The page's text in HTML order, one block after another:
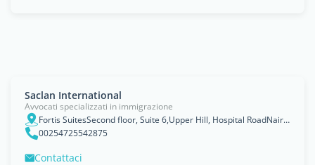
Saclan International
Avvocati specializzati in immigrazione
Fortis SuitesSecond floor, Suite 6,Upper Hill, Hospital RoadNairobi, Nairobi Area
00254725542875
Contattaci